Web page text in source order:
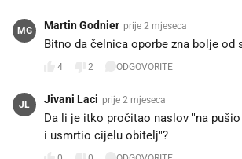
MG Martin Godnier prije 2 mjeseca
Bitno da čelnica oporbe zna bolje od
4 2 ODGOVORITE
JL Jivani Laci prije 2 mjeseca
Da li je itko pročitao naslov "na
i usmrtio cijelu obitelj"?